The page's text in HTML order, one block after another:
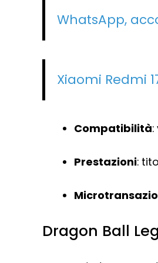
WhatsApp,
Xiaomi Redmi
Compatibilità
Prestazioni:
Dragon Ball